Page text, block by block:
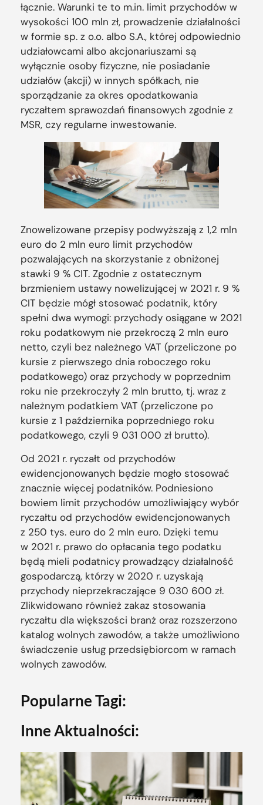
łącznie. Warunki te to m.in. limit przychodów w
wysokości 100 mln zł, prowadzenie działalności
w formie sp. z o.o. albo S.A., której odpowiednio
udziałowcami albo akcjonariuszami są
wyłącznie osoby fizyczne, nie posiadanie
udziałów (akcji) w innych spółkach, nie
sporządzanie za okres opodatkowania
ryczałtem sprawozdań finansowych zgodnie z
MSR, czy regularne inwestowanie.
Znowelizowane przepisy podwyższają z 1,2 mln
euro do 2 mln euro limit przychodów
pozwalających na skorzystanie z obniżonej
stawki 9 % CIT. Zgodnie z ostatecznym
brzmieniem ustawy nowelizującej w 2021 r. 9 %
CIT będzie mógł stosować podatnik, który
spełni dwa wymogi: przychody osiągane w 2021
roku podatkowym nie przekroczą 2 mln euro
netto, czyli bez należnego VAT (przeliczone po
kursie z pierwszego dnia roboczego roku
podatkowego) oraz przychody w poprzednim
roku nie przekroczyły 2 mln brutto, tj. wraz z
należnym podatkiem VAT (przeliczone po
kursie z 1 października poprzedniego roku
podatkowego, czyli 9 031 000 zł brutto).
Od 2021 r. ryczałt od przychodów
ewidencjonowanych będzie mogło stosować
znacznie więcej podatników. Podniesiono
bowiem limit przychodów umożliwiający wybór
ryczałtu od przychodów ewidencjonowanych
z 250 tys. euro do 2 mln euro. Dzięki temu
w 2021 r. prawo do opłacania tego podatku
będą mieli podatnicy prowadzący działalność
gospodarczą, którzy w 2020 r. uzyskają
przychody nieprzekraczające 9 030 600 zł.
Zlikwidowano również zakaz stosowania
ryczałtu dla większości branż oraz rozszerzono
katalog wolnych zawodów, a także umożliwiono
świadczenie usług przedsiębiorcom w ramach
wolnych zawodów.
Popularne Tagi:
Inne Aktualności: